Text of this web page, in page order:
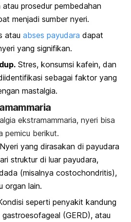
prosedur pembedahan
menjadi sumber nyeri.
atau abses payudara dapat
yang signifikan.
Stres, konsumsi kafein, dan
sebagai faktor yang
mastalgia.
ekstramammaria, nyeri bisa
pemicu berikut.
Nyeri yang dirasakan di payudara
struktur di luar payudara,
(misalnya costochondritis),
organ lain.
seperti penyakit kandung
(GERD), atau